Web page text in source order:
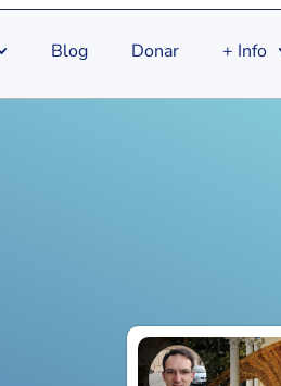
Blog Donar + Info